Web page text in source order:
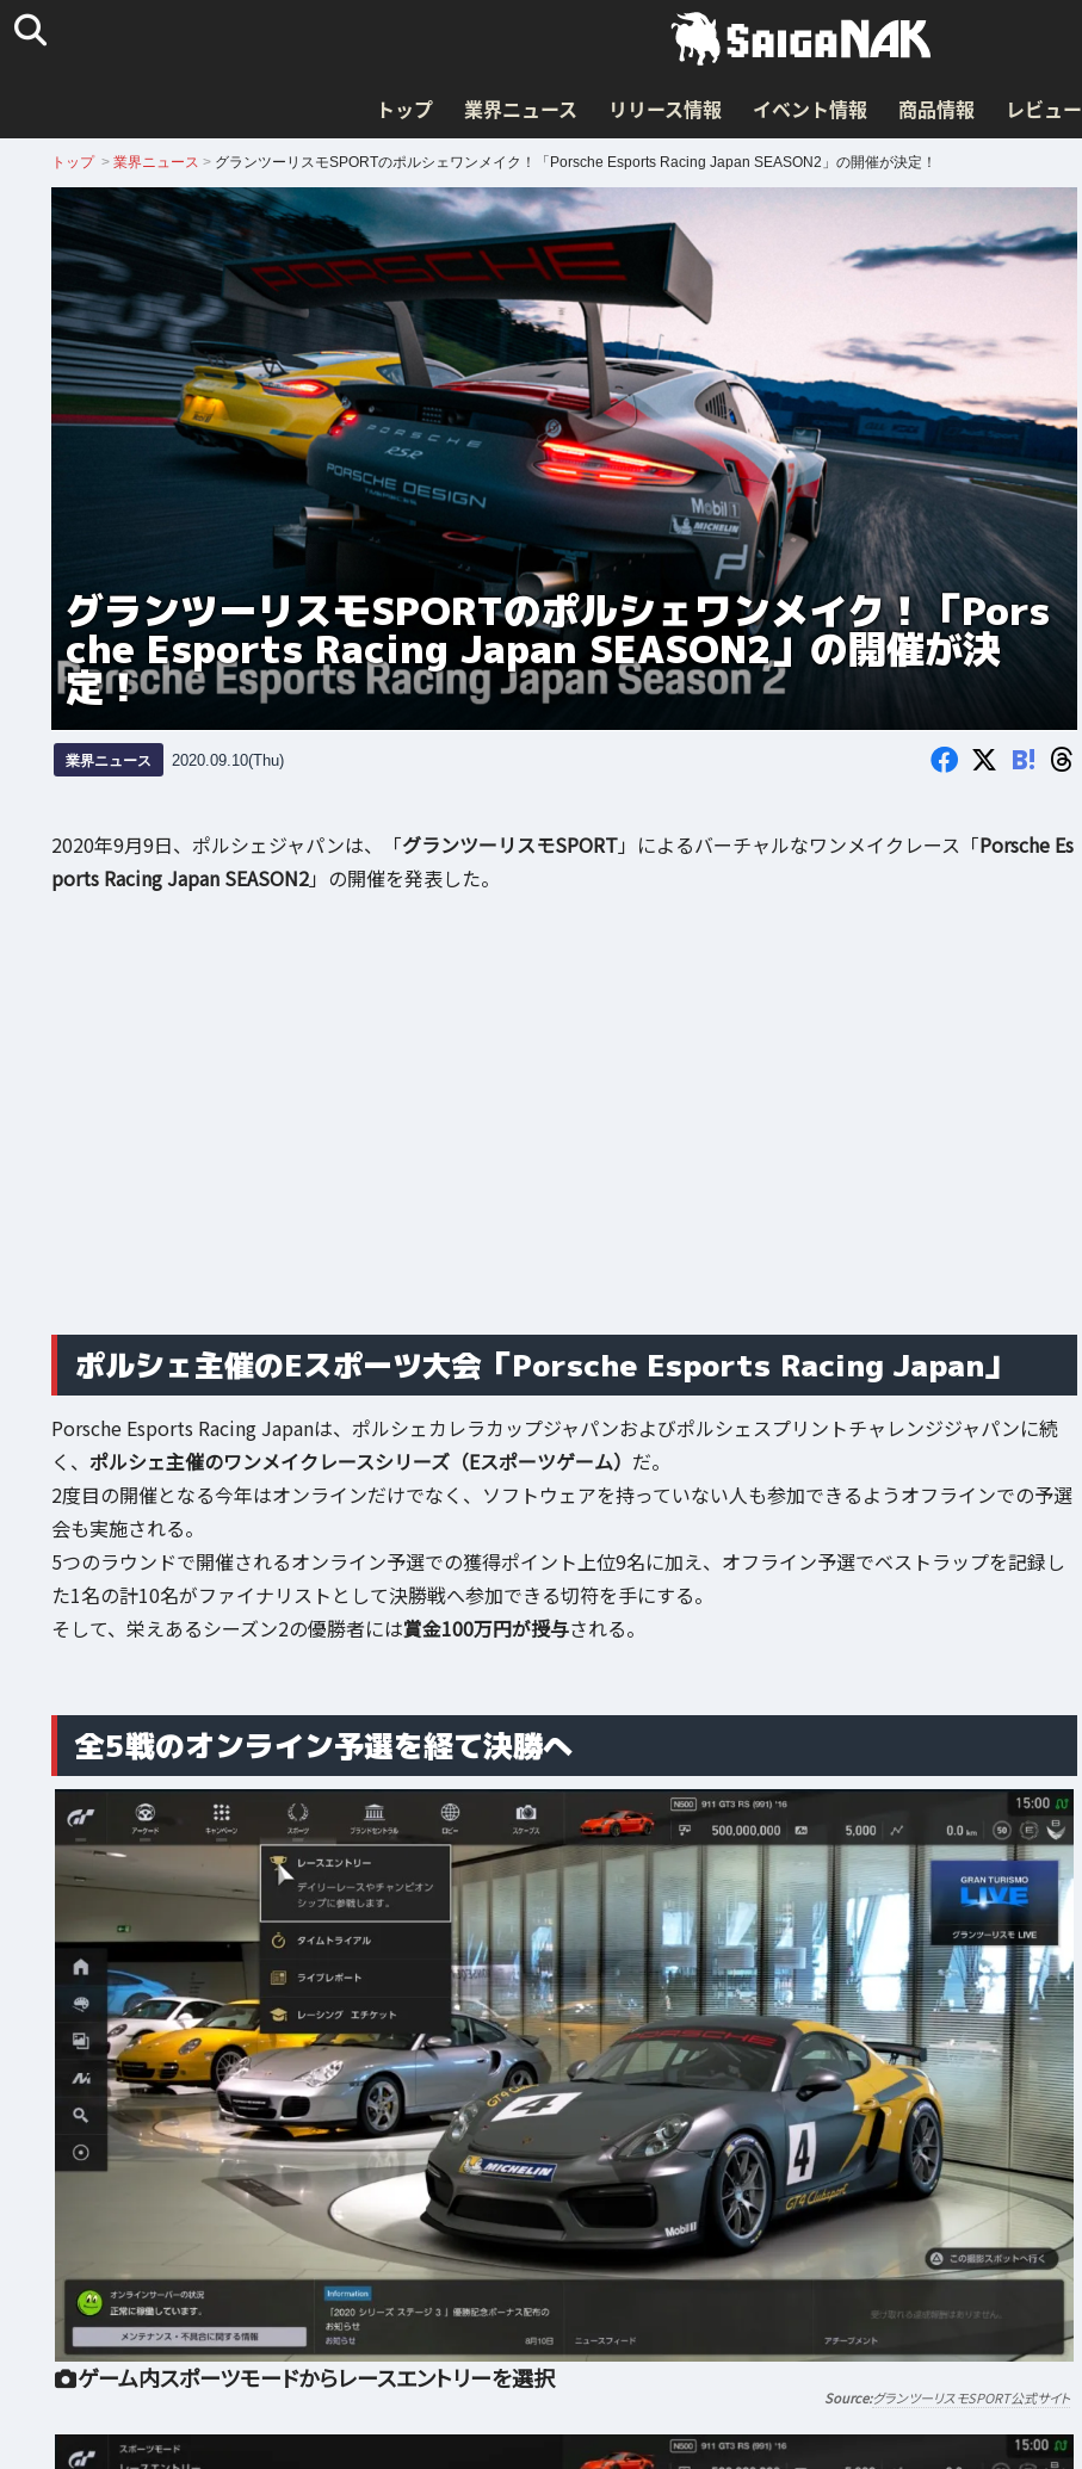
トップ 業界ニュース リリース情報 イベント情報 商品情報 レビュー
トップ > 業界ニュース > グランツーリスモSPORTのポルシェワンメイク！「Porsche Esports Racing Japan SEASON2」の開催が決定！
グランツーリスモSPORTのポルシェワンメイク！「Pors
che Esports Racing Japan SEASON2」の開催が決
定！
業界ニュース 2020.09.10(Thu) B!
2020年9月9日、ポルシェジャパンは、「グランツーリスモSPORT」によるバーチャルなワンメイクレース「Porsche Es
ports Racing Japan SEASON2」の開催を発表した。
ポルシェ主催のEスポーツ大会「Porsche Esports Racing Japan」
Porsche Esports Racing Japanは、ポルシェカレラカップジャパンおよびポルシェスプリントチャレンジジャパンに続
く、 ポルシェ主催のワンメイクレースシリーズ（Eスポーツゲーム） だ。
2度目の開催となる今年はオンラインだけでなく、ソフトウェアを持っていない人も参加できるようオフラインでの予選
会も実施される。
5つのラウンドで開催されるオンライン予選での獲得ポイント上位9名に加え、オフライン予選でベストラップを記録し
た1名の計10名がファイナリストとして決勝戦へ参加できる切符を手にする。
そして、栄えあるシーズン2の優勝者には賞金100万円が授与される。
全5戦のオンライン予選を経て決勝へ
ゲーム内スポーツモードからレースエントリーを選択
グランツーリスモSPORT公式サイト